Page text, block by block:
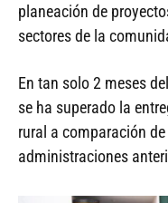
planeación de
sectores de la
En tan solo 2 meses
se ha superado la
rural a comparación
administraciones